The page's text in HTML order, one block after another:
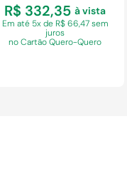
R$ 332,35 à vista
Em até 5x de R$ 66,47 sem
juros
no Cartão Quero-Quero